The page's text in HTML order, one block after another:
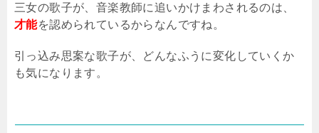
三女の歌子が、音楽教師に追いかけまわされるのは、
才能を認められているからなんですね。
引っ込み思案な歌子が、どんなふうに変化していくか
も気になります。